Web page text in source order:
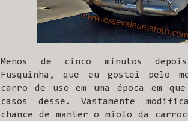
Menos de cinco minutos
Fusquinha, que eu gostei pelo
carro de uso em uma época em
casos desse. Vastamente
chance de manter o miolo da